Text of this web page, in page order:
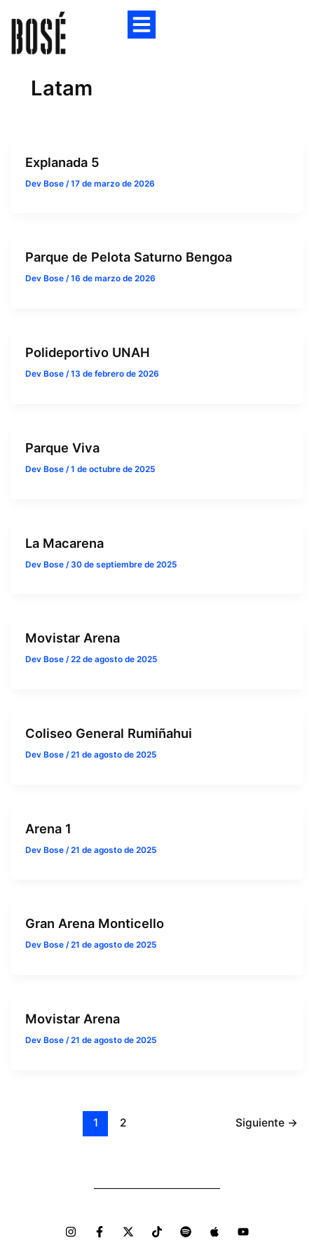
Latam
Explanada 5
Dev Bose /17 de marzo de 2026
Parque de Pelota Saturno Bengoa
Dev Bose/16 de marzo de 2026
Polideportivo UNAH
Dev Bose/13 de febrero de 2026
Parque Viva
Dev Bose/1 de octubre de 2025
La Macarena
Dev Bose /30 de septiembre de 2025
Movistar Arena
Dev Bose/22 de agosto de 2025
Coliseo General Rumiñahui
Dev Bose/21 de agosto de 2025
Arena 1
Dev Bose /21 de agosto de 2025
Gran Arena Monticello
Dev Bose/21 de agosto de 2025
Movistar Arena
Dev Bose/21 de agosto de 2025
1 2 Siguiente →
I
n
F
a
X
-
T
i
S
p
A
p
Y
o